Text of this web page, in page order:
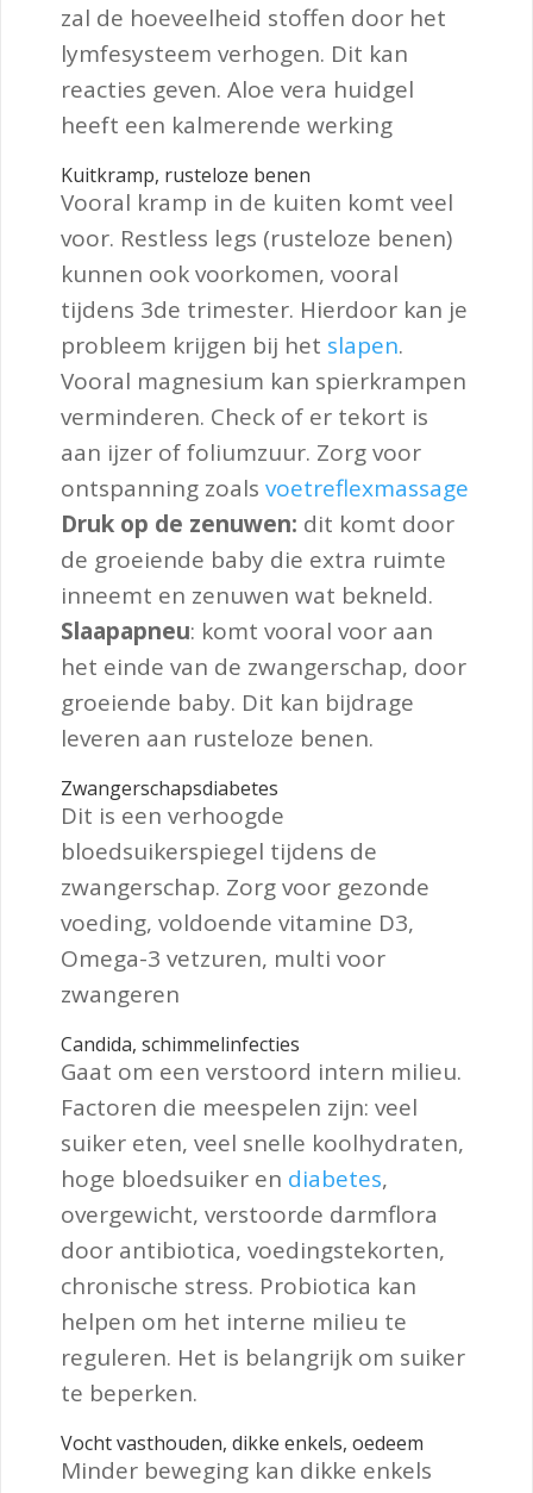
zal de hoeveelheid stoffen door het
lymfesysteem verhogen. Dit kan
reacties geven. Aloe vera huidgel
heeft een kalmerende werking
Kuitkramp, rusteloze benen
Vooral kramp in de kuiten komt veel
voor. Restless legs (rusteloze benen)
kunnen ook voorkomen, vooral
tijdens 3de trimester. Hierdoor kan je
probleem krijgen bij het slapen.
Vooral magnesium kan spierkrampen
verminderen. Check of er tekort is
aan ijzer of foliumzuur. Zorg voor
ontspanning zoals voetreflexmassage
Druk op de zenuwen: dit komt door
de groeiende baby die extra ruimte
inneemt en zenuwen wat bekneld.
Slaapapneu: komt vooral voor aan
het einde van de zwangerschap, door
groeiende baby. Dit kan bijdrage
leveren aan rusteloze benen.
Zwangerschapsdiabetes
Dit is een verhoogde
bloedsuikerspiegel tijdens de
zwangerschap. Zorg voor gezonde
voeding, voldoende vitamine D3,
Omega-3 vetzuren, multi voor
zwangeren
Candida, schimmelinfecties
Gaat om een verstoord intern milieu.
Factoren die meespelen zijn: veel
suiker eten, veel snelle koolhydraten,
hoge bloedsuiker en diabetes,
overgewicht, verstoorde darmflora
door antibiotica, voedingstekorten,
chronische stress. Probiotica kan
helpen om het interne milieu te
reguleren. Het is belangrijk om suiker
te beperken.
Vocht vasthouden, dikke enkels, oedeem
Minder beweging kan dikke enkels